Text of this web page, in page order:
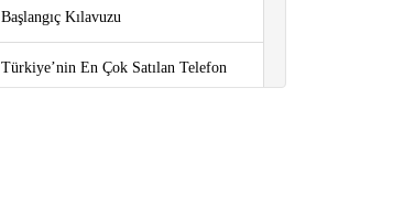
Başlangıç ​​Kılavuzu
Türkiye’nin En Çok Satılan Telefon